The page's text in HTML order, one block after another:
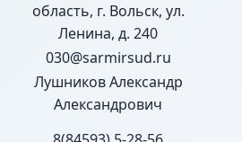
область, г. Вольск, ул.
Ленина, д. 240
030@sarmirsud.ru
Лушников Александр
Александрович